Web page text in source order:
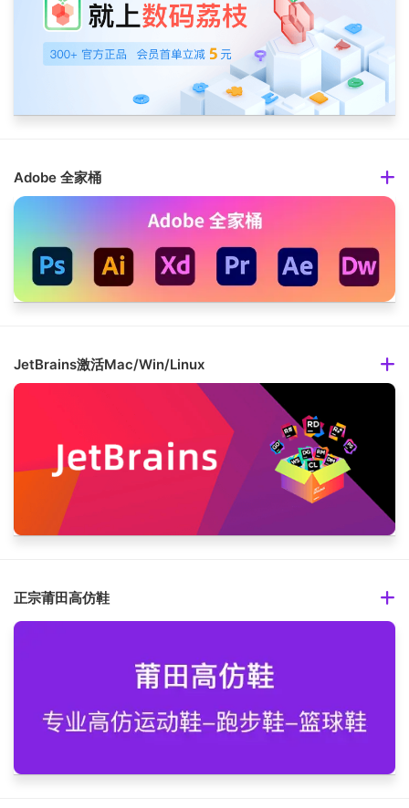
Adobe 全家桶
JetBrains激活Mac/Win/Linux
正宗莆田高仿鞋